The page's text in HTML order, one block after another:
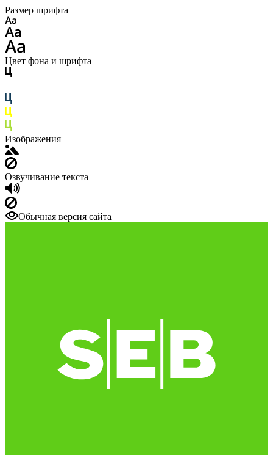
Размер шрифта
Цвет фона и шрифта
Изображения
Озвучивание текста
Обычная версия сайта